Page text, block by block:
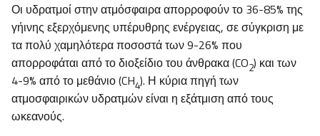
Οι υδρατμοί στην ατμόσφαιρα απορροφούν το 36-85% της
γήινης εξερχόμενης υπέρυθρης ενέργειας, σε σύγκριση με
τα πολύ χαμηλότερα ποσοστά των 9-26% που
απορροφάται από το διοξείδιο του άνθρακα (CO2) και των
4-9% από το μεθάνιο (CH4). Η κύρια πηγή των
ατμοσφαιρικών υδρατμών είναι η εξάτμιση από τους
ωκεανούς.